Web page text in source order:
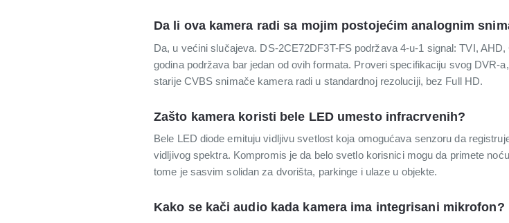
Da li ova kamera radi sa mojim postojećim analognim
Da, u većini slučajeva. DS-2CE72DF3T-FS podržava 4-u-1 signal: TVI,
godina podržava bar jedan od ovih formata. Proveri specifikaciju svog DVR-
starije CVBS snimače kamera radi u standardnoj rezoluciji, bez Full HD.
Zašto kamera koristi bele LED umesto infracrvenih?
Bele LED diode emituju vidljivu svetlost koja omogućava senzoru da
vidljivog spektra. Kompromis je da belo svetlo korisnici mogu da primete
tome je sasvim solidan za dvorišta, parkinge i ulaze u objekte.
Kako se kači audio kada kamera ima integrisani mikrofon?